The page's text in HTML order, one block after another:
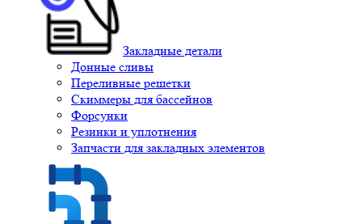
Закладные детали
Донные сливы
Переливные решетки
Скиммеры для бассейнов
Форсунки
Резинки и уплотнения
Запчасти для закладных элементов